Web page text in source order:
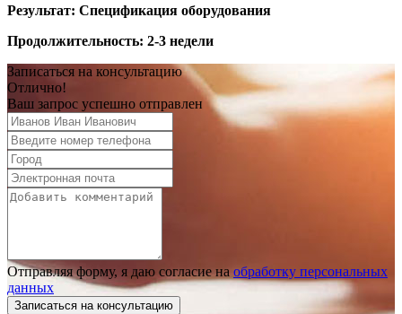
Результат: Спецификация оборудования
Продолжительность: 2-3 недели
Записаться на консультацию
Отлично!
Ваш запрос успешно отправлен
Отправляя форму, я даю согласие на обработку персональных
данных
Записаться на консультацию